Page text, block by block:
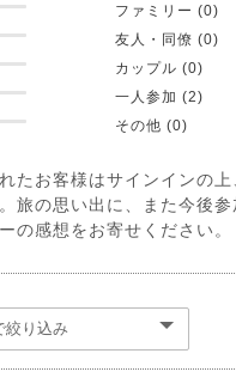
ファミリー (0)
友人・同僚 (0)
カップル (0)
一人参加 (2)
その他 (0)
たお客様はサインインの
旅の思い出に、また今後
の感想をお寄せください。